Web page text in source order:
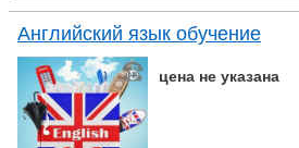
Английский язык обучение
цена не указана